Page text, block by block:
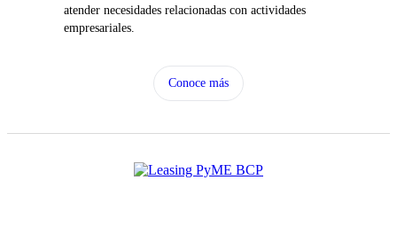
atender necesidades relacionadas con actividades
empresariales.
Conoce más